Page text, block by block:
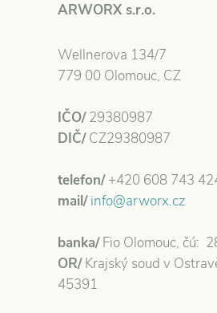
ARWORX s.r.o.
Wellnerova 134/7
779 00 Olomouc, CZ
IČO/29380987
DIČ/CZ29380987
telefon/+420 608 743
mail/ info@arworx.cz
banka/Fio Olomouc, čú:
OR/Krajský soud v
45391